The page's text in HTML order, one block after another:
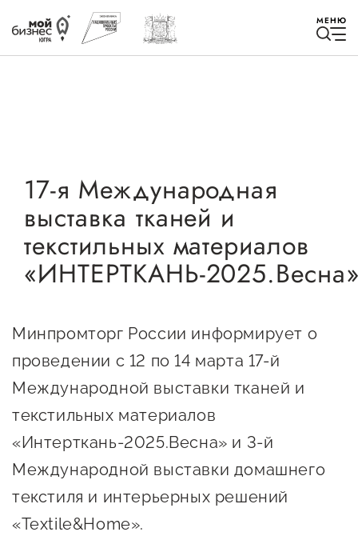
МЕНЮ
Избранное
Быть в курсе
Истории успеха
Новости
Онлайн-витрина продукции
Социальные сети "Мой
Бизнес Югра"
Меры поддержки
17-я Международная
выставка тканей и
текстильных материалов
«ИНТЕРТКАНЬ-
Минпромторг России информирует о
проведении с 12 по 14 марта 17-й
Международной выставки тканей и
текстильных материалов
«Интерткань-2025.Весна» и 3-й
Международной выставки домашнего
текстиля и интерьерных решений
«Textile&Home».